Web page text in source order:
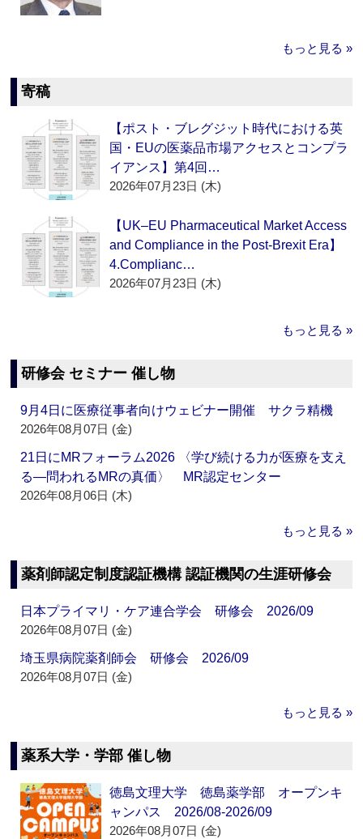
もっと見る »
寄稿
【ポスト・ブレグジット時代における英
国・EUの医薬品市場アクセスとコンプラ
イアンス】第4回…
2026年07月23日 (木)
【UK–EU Pharmaceutical Market Access
and Compliance in the Post-Brexit Era】
4.Complianc…
2026年07月23日 (木)
もっと見る »
研修会 セミナー 催し物
9月4日に医療従事者向けウェビナー開催 サクラ精機
2026年08月07日 (金)
21日にMRフォーラム2026 〈学び続ける力が医療を支え
る―問われるMRの真価〉 MR認定センター
2026年08月06日 (木)
もっと見る »
薬剤師認定制度認証機構 認証機関の生涯研修会
日本プライマリ・ケア連合学会 研修会 2026/09
2026年08月07日 (金)
埼玉県病院薬剤師会 研修会 2026/09
2026年08月07日 (金)
もっと見る »
薬系大学・学部 催し物
徳島文理大学 徳島薬学部 オープンキ
ャンパス 2026/08-2026/09
2026年08月07日 (金)